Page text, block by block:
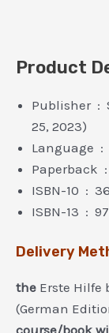
Product
Publisher ‏ : ‎ Springer; 1. Aufl. 2023 edition (April
25, 2023)
Delivery
the Erste Hilfe
(German
course/book